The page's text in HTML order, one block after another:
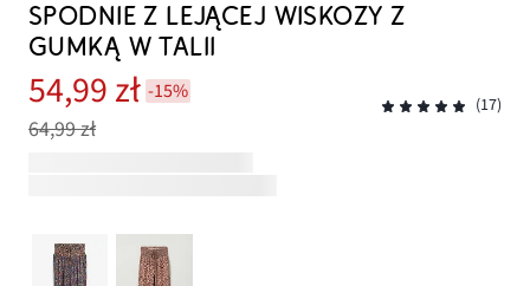
SPODNIE Z LEJĄCEJ WISKOZY Z
GUMKĄ W TALII
54,99 zł -15%
64,99 zł
(17)